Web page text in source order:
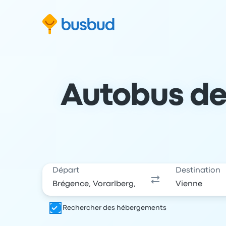
formulaire de recherche
Aller au contenu
Aller au pied de page
Autobus
Départ Destination
Rechercher des hébergements